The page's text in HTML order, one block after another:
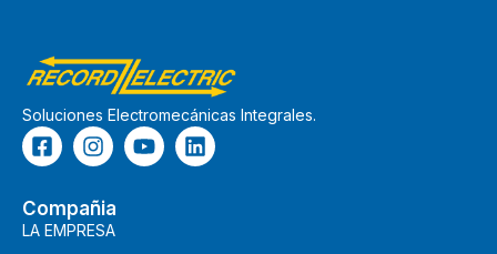
Soluciones Electromecánicas Integrales.
Compañia
LA EMPRESA